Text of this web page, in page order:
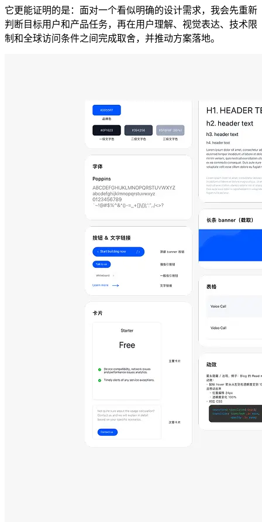
它更能证明的是：面对一个看似明确的设计需求，我会先重新
判断目标用户和产品任务，再在用户理解、视觉表达、技术限
制和全球访问条件之间完成取舍，并推动方案落地。